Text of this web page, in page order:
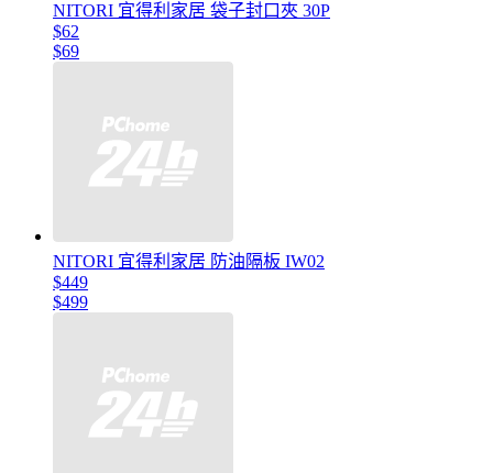
NITORI 宜得利家居 袋子封口夾 30P
$62
$69
NITORI 宜得利家居 防油隔板 IW02
$449
$499